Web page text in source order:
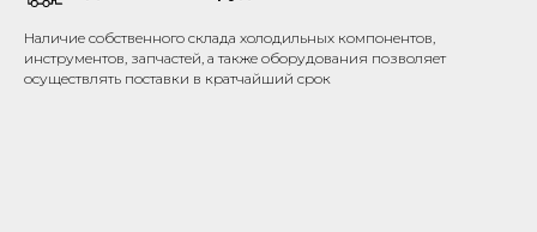
Наличие собственного склада холодильных компонентов,
инструментов, запчастей, а также оборудования позволяет
осуществлять поставки в кратчайший срок